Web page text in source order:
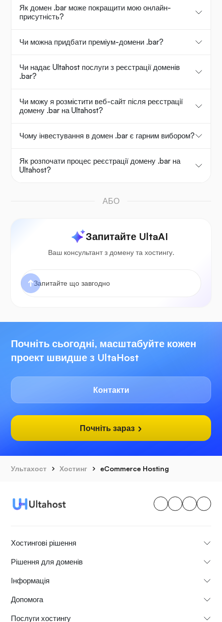
Як домен .bar може покращити мою онлайн-
присутність?
Чи можна придбати преміум-домени .bar?
Чи надає Ultahost послуги з реєстрації доменів
.bar?
Чи можу я розмістити веб-сайт після реєстрації
домену .bar на Ultahost?
Чому інвестування в домен .bar є гарним вибором?
Як розпочати процес реєстрації домену .bar на
Ultahost?
АБО
Запитайте UltaAI
Ваш консультант з домену та хостингу.
Почніть сьогодні, масштабуйте кожен
проект швидше з UltaHost
Контакти
Почніть зараз
Ультахост Хостинг eCommerce Hosting
Хостингові рішення
Рішення для доменів
Інформація
Допомога
Послуги хостингу